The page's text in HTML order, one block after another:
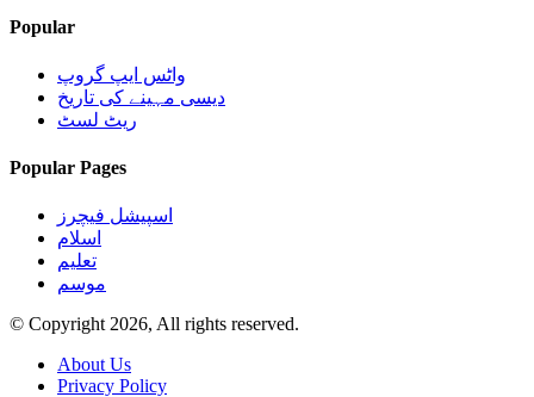
Popular
واٹس ایپ گروپ
دیسی مہینے کی تاریخ
ریٹ لسٹ
Popular Pages
اسپیشل فیچرز
اسلام
تعلیم
موسم
© Copyright 2026, All rights reserved.
About Us
Privacy Policy